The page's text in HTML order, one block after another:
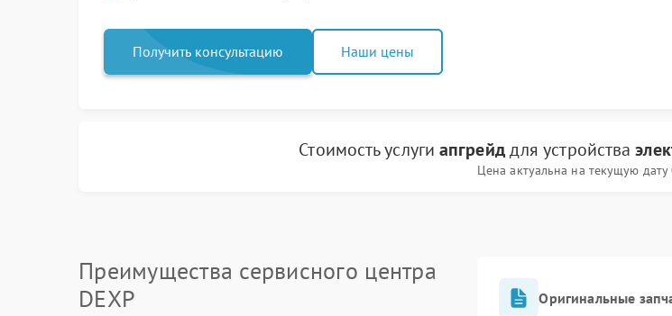
Получить консультацию Наши цены
Стоимость услугиапгрейддля устройства
Цена актуальна на текущую
Преимущества сервисного центра
DEXP
Оригинальные